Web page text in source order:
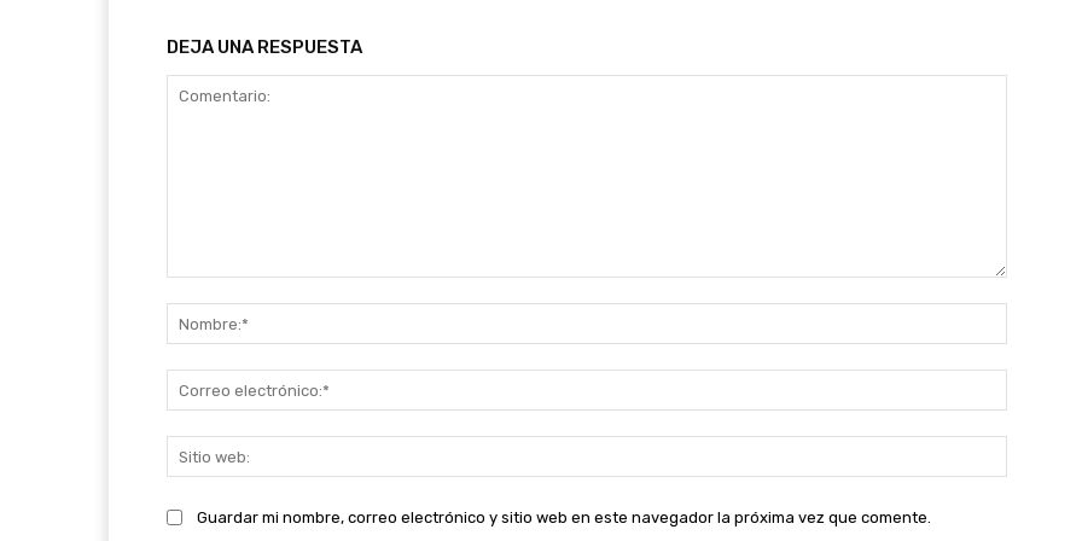
DEJA UNA RESPUESTA
web:
Guardar mi nombre, correo electrónico y sitio web en este navegador la próxima vez que comente.